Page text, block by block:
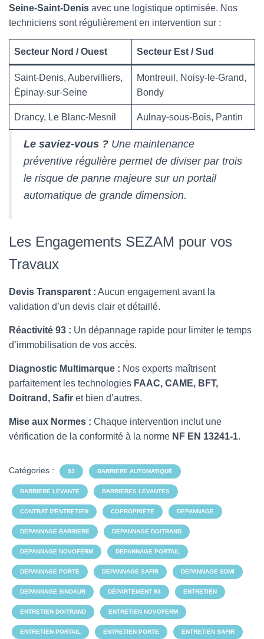
Seine-Saint-Denis avec une logistique optimisée. Nos
techniciens sont régulièrement en intervention sur :
Secteur Nord / Ouest Secteur Est / Sud
Saint-Denis, Aubervilliers,
Épinay-sur-Seine
Montreuil, Noisy-le-Grand,
Bondy
Drancy, Le Blanc-Mesnil Aulnay-sous-Bois, Pantin
Le saviez-vous ? Une maintenance
préventive régulière permet de diviser par trois
le risque de panne majeure sur un portail
automatique de grande dimension.
Les Engagements SEZAM pour vos
Travaux
Devis Transparent : Aucun engagement avant la
validation d’un devis clair et détaillé.
Réactivité 93 : Un dépannage rapide pour limiter le temps
d’immobilisation de vos accès.
Diagnostic Multimarque : Nos experts maîtrisent
parfaitement les technologies FAAC, CAME, BFT,
Doitrand, Safir et bien d’autres.
Mise aux Normes : Chaque intervention inclut une
vérification de la conformité à la norme NF EN 13241-1.
Catégories : 93 BARRIERE AUTOMATIQUE
BARRIERE LEVANTE BARRIERES LEVANTES
CONTRAT D'ENTRETIEN COPROPRIETE DEPANNAGE
DEPANNAGE BARRIERE DEPANNAGE DOITRAND
DEPANNAGE NOVOFERM DEPANNAGE PORTAIL
DEPANNAGE PORTE DEPANNAGE SAFIR DEPANNAGE SDMI
DEPANNAGE SINDAUR DÉPARTEMENT 93 ENTRETIEN
ENTRETIEN DOITRAND ENTRETIEN NOVOFERM
ENTRETIEN PORTAIL ENTRETIEN PORTE ENTRETIEN SAFIR